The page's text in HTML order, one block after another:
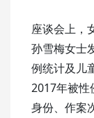
座谈会上，
孙雪梅女士
例统计及儿
2017年被性
身份、作案